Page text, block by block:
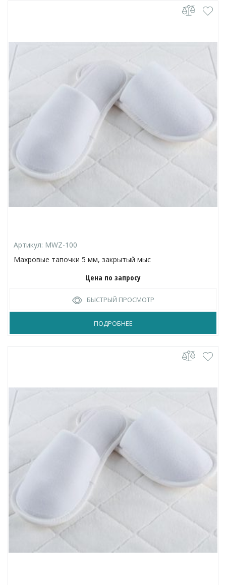
Артикул: MWZ-100
Махровые тапочки 5 мм, закрытый мыс
Цена по запросу
БЫСТРЫЙ ПРОСМОТР
ПОДРОБНЕЕ